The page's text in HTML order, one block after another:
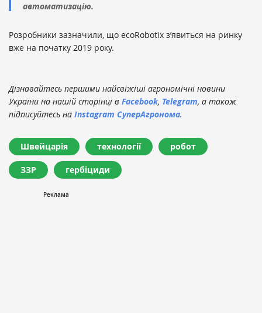
автоматизацію.
Розробники зазначили, що ecoRobotix з’явиться на ринку
вже на початку 2019 року.
Дізнавайтесь першими найсвіжіші агрономічні новини
України на нашій сторінці в Facebook, Telegram, а також
підписуйтесь на Instagram СуперАгронома.
Швейцарія технології робот
ЗЗР гербіциди